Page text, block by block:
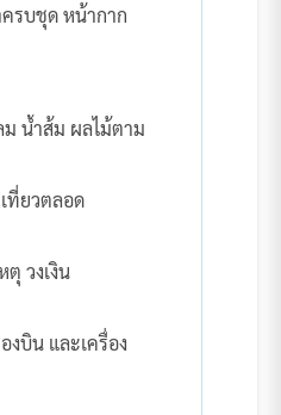
รบชุด หน้ากาก
น้ำส้ม ผลไม้ตาม
ที่ยวตลอด
วงเงิน
งบิน และเครื่อง